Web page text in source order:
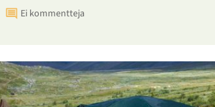
Ei kommentteja